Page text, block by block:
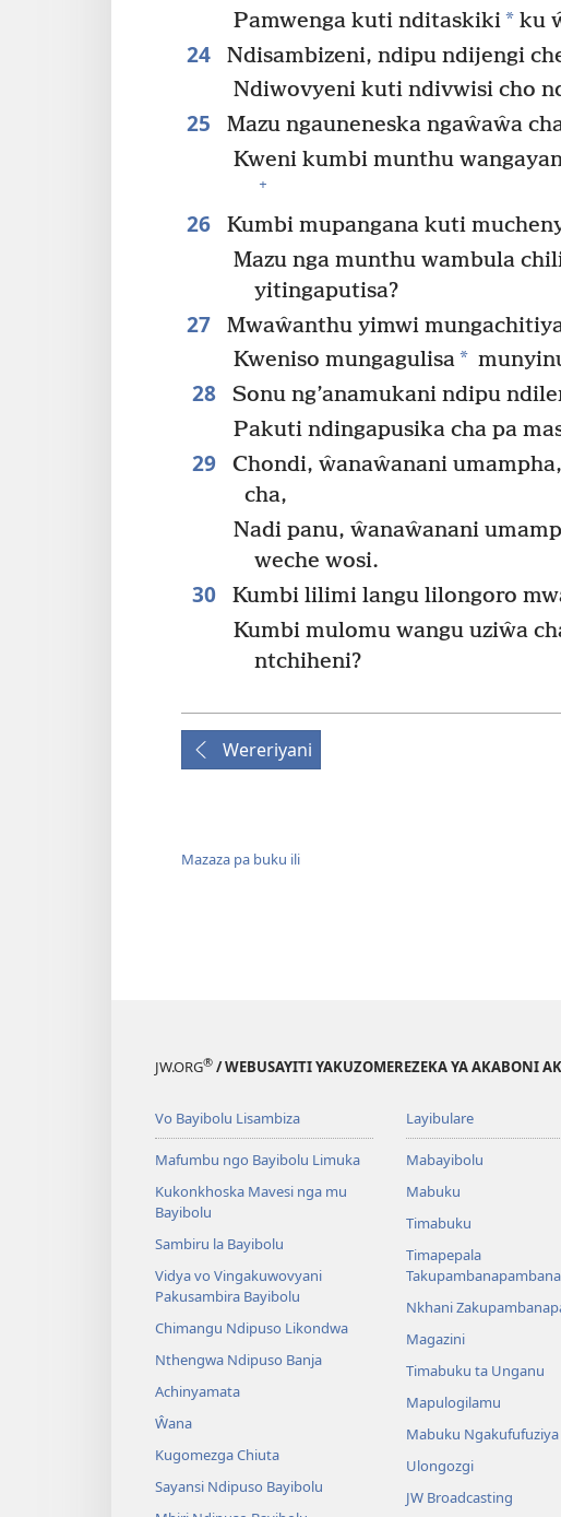
Pamwenga kuti nditaskiki* ku
24 Ndisambizeni, ndipu ndijengi
Ndiwovyeni kuti ndivwisi cho
25 Mazu ngauneneska ngaŵaŵa
Kweni kumbi munthu
+
26
Kumbi mupangana kuti
Mazu nga munthu wambula
yitingaputisa?
27 Mwaŵanthu yimwi
Kweniso mungagulisa*
28
Sonu ng’anamukani ndipu
Pakuti ndingapusika cha pa
29
Chondi, ŵanaŵanani
cha,
Nadi panu, ŵanaŵanani
weche wosi.
30
Kumbi lilimi langu lilongoro
Kumbi mulomu wangu uziŵa
ntchiheni?
Wereriyani
Mazaza pa buku ili
JW.ORG® / WEBUSAYITI YAKUZOMEREZEKA YA AKABONI
Vo Bayibolu Lisambiza
Mafumbu ngo Bayibolu Limuka
Kukonkhoska Mavesi nga mu
Bayibolu
Sambiru la Bayibolu
Vidya vo Vingakuwovyani
Pakusambira Bayibolu
Chimangu Ndipuso Likondwa
Nthengwa Ndipuso Banja
Achinyamata
Ŵana
Kugomezga Chiuta
Sayansi Ndipuso Bayibolu
Layibulare
Mabayibolu
Mabuku
Timabuku
Timapepala
Takupambanapambana
Nkhani
Magazini
Timabuku ta Unganu
Mapulogilamu
Mabuku Ngakufufuziya
Ulongozgi
JW Broadcasting